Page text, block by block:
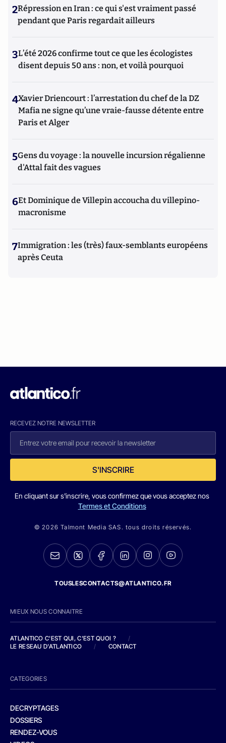
2Répression en Iran : ce qui s'est vraiment passé
pendant que Paris regardait ailleurs
3L’été 2026 confirme tout ce que les écologistes
disent depuis 50 ans : non, et voilà pourquoi
4Xavier Driencourt : l’arrestation du chef de la DZ
Mafia ne signe qu’une vraie-fausse détente entre
Paris et Alger
5Gens du voyage : la nouvelle incursion régalienne
d'Attal fait des vagues
6Et Dominique de Villepin accoucha du villepino-
macronisme
7Immigration : les (très) faux-semblants européens
après Ceuta
RECEVEZ NOTRE NEWSLETTER
S'INSCRIRE
En cliquant sur s'inscrire, vous confirmez que vous acceptez nos
Termes et Conditions
© 2026 Talmont Media SAS. tous droits réservés.
TOUSLESCONTACTS@ATLANTICO.FR
MIEUX NOUS CONNAITRE
ATLANTICO C'EST QUI, C'EST QUOI ?
/
LE RESEAU D'ATLANTICO
/ CONTACT
CATEGORIES
DECRYPTAGES
DOSSIERS
RENDEZ-VOUS